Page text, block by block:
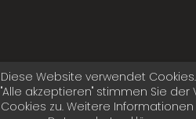
Diese Website verwendet
"Alle akzeptieren" stimmen Sie der
Cookies zu. Weitere